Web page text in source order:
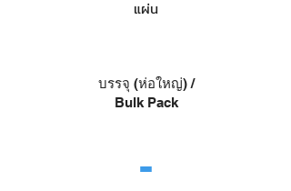
แผ่น
บรรจุ (ห่อใหญ่) /
Bulk Pack
-